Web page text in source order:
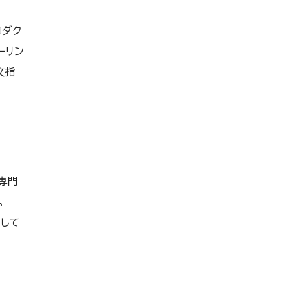
ダク
リン
指
門
て